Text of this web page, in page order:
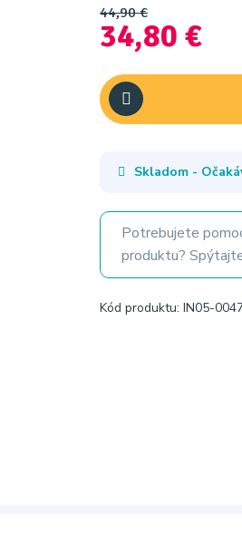
44,90 €
34,80 €
Skladom -
Potrebujete
produktu?
Kód produktu: IN05-